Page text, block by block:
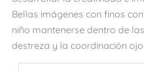
Bellas imágenes con finos
niño mantenerse dentro de
destreza y la coordinación